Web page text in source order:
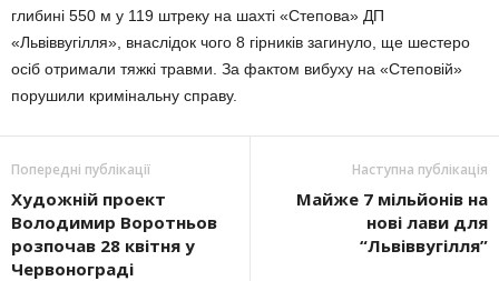
глибині 550 м у 119 штреку на шахті «Степова» ДП
«Львіввугілля», внаслідок чого 8 гірників загинуло, ще шестеро
осіб отримали тяжкі травми. За фактом вибуху на «Степовій»
порушили кримінальну справу.
Попередні публікації
Художній проект
Володимир Воротньов
розпочав 28 квітня у
Червонограді
Наступна публікація
Майже 7 мільйонів на
нові лави для
“Львіввугілля”